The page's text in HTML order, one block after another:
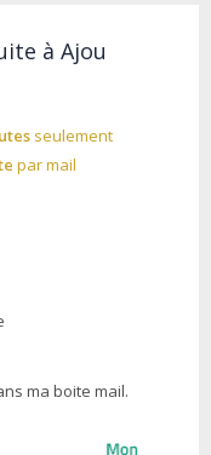
à Ajou
seulement
par mail
ma boite mail.